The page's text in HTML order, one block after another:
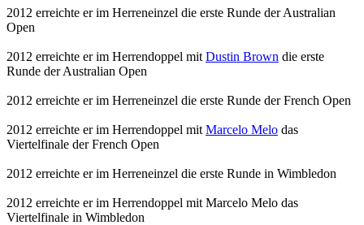
2012 erreichte er im Herreneinzel die erste Runde der Australian
Open
2012 erreichte er im Herrendoppel mit Dustin Brown die erste
Runde der Australian Open
2012 erreichte er im Herreneinzel die erste Runde der French Open
2012 erreichte er im Herrendoppel mit Marcelo Melo das
Viertelfinale der French Open
2012 erreichte er im Herreneinzel die erste Runde in Wimbledon
2012 erreichte er im Herrendoppel mit Marcelo Melo das
Viertelfinale in Wimbledon